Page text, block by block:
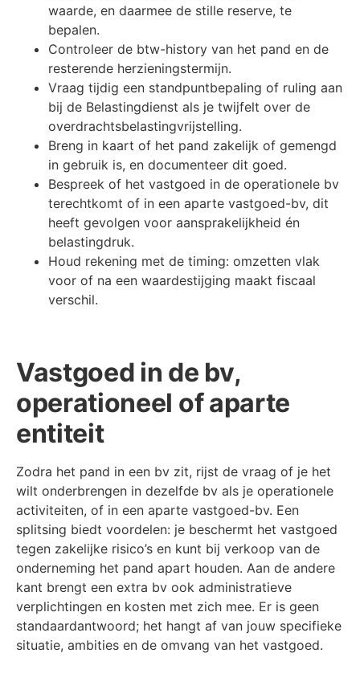
waarde, en daarmee de stille reserve, te
bepalen.
Controleer de btw-history van het pand en de
resterende herzieningstermijn.
Vraag tijdig een standpuntbepaling of ruling aan
bij de Belastingdienst als je twijfelt over de
overdrachtsbelastingvrijstelling.
Breng in kaart of het pand zakelijk of gemengd
in gebruik is, en documenteer dit goed.
Bespreek of het vastgoed in de operationele bv
terechtkomt of in een aparte vastgoed-bv, dit
heeft gevolgen voor aansprakelijkheid én
belastingdruk.
Houd rekening met de timing: omzetten vlak
voor of na een waardestijging maakt fiscaal
verschil.
Vastgoed in de bv,
operationeel of aparte
entiteit
Zodra het pand in een bv zit, rijst de vraag of je het
wilt onderbrengen in dezelfde bv als je operationele
activiteiten, of in een aparte vastgoed-bv. Een
splitsing biedt voordelen: je beschermt het vastgoed
tegen zakelijke risico’s en kunt bij verkoop van de
onderneming het pand apart houden. Aan de andere
kant brengt een extra bv ook administratieve
verplichtingen en kosten met zich mee. Er is geen
standaardantwoord; het hangt af van jouw specifieke
situatie, ambities en de omvang van het vastgoed.